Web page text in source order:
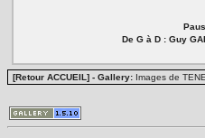
De G à D : Guy
[Retour ACCUEIL] - Gallery: Images de